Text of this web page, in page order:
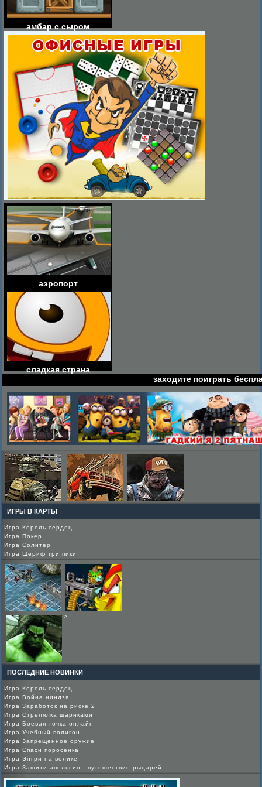
амбар с сыром
аэропорт
сладкая страна
заходите поиграть
ИГРЫ В КАРТЫ
Игра Король сердец
Игра Покер
Игра Солитер
Игра Шериф три пики
>
ПОСЛЕДНИЕ НОВИНКИ
Игра Король сердец
Игра Война ниндзя
Игра Заработок на риске 2
Игра Cтрелялка шариками
Игра Боевая точка онлайн
Игра Учебный полигон
Игра Запрещенное оружие
Игра Спаси поросенка
Игра Энгри на велике
Игра Защити апельсин - путешествие рыцарей